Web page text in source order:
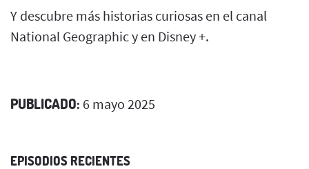
Y descubre más historias curiosas en el canal
National Geographic y en Disney +.
PUBLICADO: 6 mayo 2025
EPISODIOS RECIENTES